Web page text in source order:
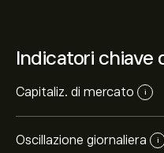
Indicatori chiave
Capitaliz. di mercato i
Oscillazione giornaliera i